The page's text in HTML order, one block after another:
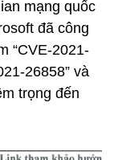
mạng quốc
đã công
“CVE-2021-
26858” và
trọng đến